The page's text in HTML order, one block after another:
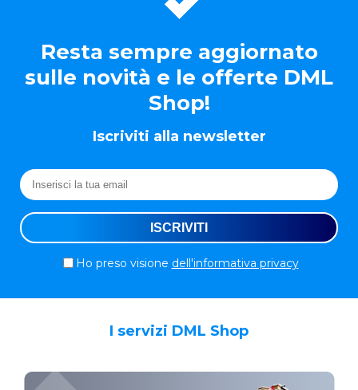
Resta sempre aggiornato
sulle novità e le offerte DML
Shop!
Iscriviti alla newsletter
Ho preso visione dell'informativa privacy
I servizi DML Shop